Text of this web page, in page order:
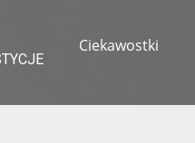
Ciekawostki